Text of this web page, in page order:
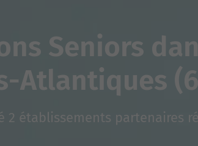
Seniors
Atlantiques
2 établissements partenaires